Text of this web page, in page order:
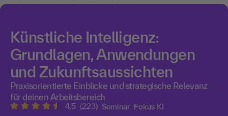
Künstliche Intelligenz:
Grundlagen, Anwendungen
und Zukunftsaussichten
Praxisorientierte Einblicke und strategische Relevanz
für deinen Arbeitsbereich
4,5 (223) Seminar Fokus KI